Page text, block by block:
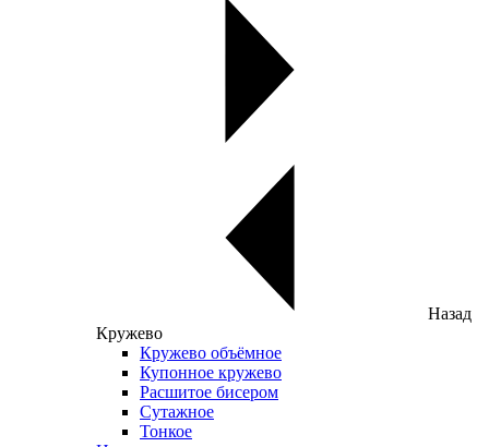
Назад
Кружево
Кружево объёмное
Купонное кружево
Расшитое бисером
Сутажное
Тонкое